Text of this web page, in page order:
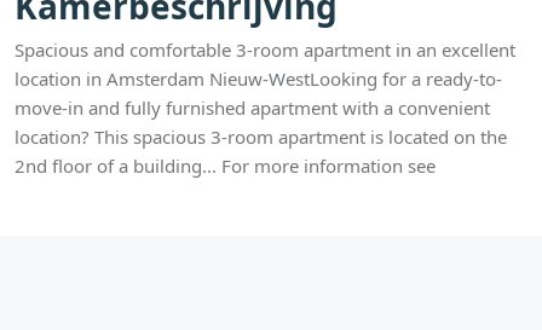
Spacious and comfortable 3-room apartment in an excellent
location in Amsterdam Nieuw-WestLooking for a ready-to-
move-in and fully furnished apartment with a convenient
location? This spacious 3-room apartment is located on the
2nd floor of a building... For more information see